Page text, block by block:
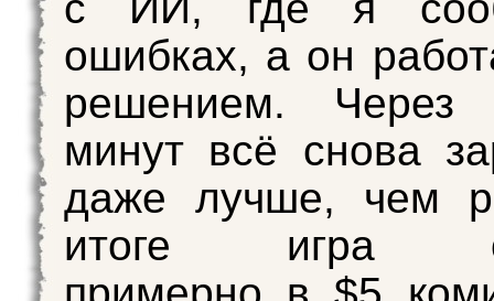
ошибках, а он
решением. Через
минут всё снова
даже лучше, чем
итоге игра